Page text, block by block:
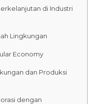
di Industri
Lingkungan
Economy
dan Produksi
dengan